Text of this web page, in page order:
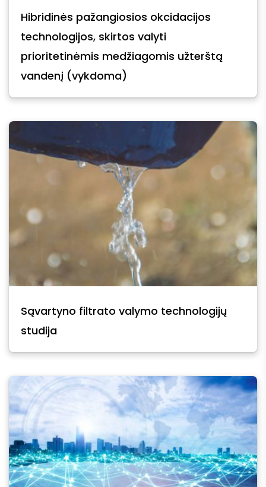
Hibridinės pažangiosios okcidacijos
technologijos, skirtos valyti
prioritetinėmis medžiagomis užterštą
vandenį (vykdoma)
Sąvartyno filtrato valymo technologijų
studija